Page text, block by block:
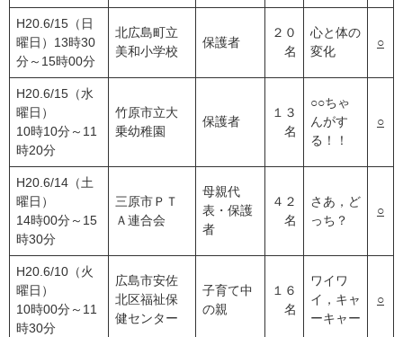
H20.6/15（日
曜日）13時30
分～15時00分
北広島町立
美和小学校
保護者
２０
名
心と体の
変化
○
H20.6/15（水
曜日）
10時10分～11
時20分
竹原市立大
乗幼稚園
保護者
１３
名
○○ちゃ
んがす
る！！
○
H20.6/14（土
曜日）
14時00分～15
時30分
三原市ＰＴ
Ａ連合会
母親代
表・保護
者
４２
名
さあ，ど
っち？
○
H20.6/10（火
曜日）
10時00分～11
時30分
広島市安佐
北区福祉保
健センター
子育て中
の親
１６
名
ワイワ
イ，キャ
ーキャー
○